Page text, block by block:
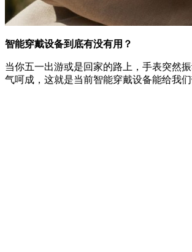
智能穿戴设备到底有没有用？
当你五一出游或是回家的路上，手表突然
气呵成，这就是当前智能穿戴设备能给我们